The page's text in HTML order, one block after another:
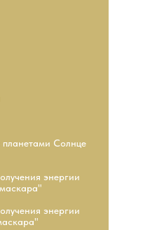
планетами Солнце
энергии
энергии